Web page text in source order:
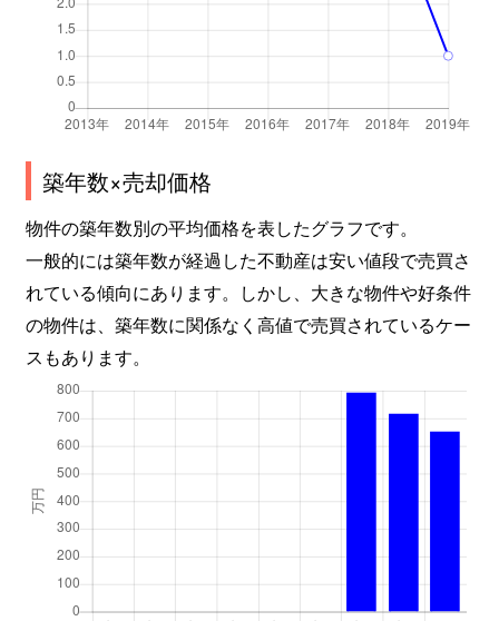
築年数×売却価格
物件の築年数別の平均価格を表したグラフです。
一般的には築年数が経過した不動産は安い値段で売買さ
れている傾向にあります。しかし、大きな物件や好条件
の物件は、築年数に関係なく高値で売買されているケー
スもあります。